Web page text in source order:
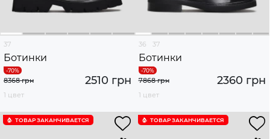
37
Ботинки
2510 грн
8368 грн
1 цвет
36 37
Ботинки
2360 грн
7868 грн
1 цвет
ТОВАР ЗАКАНЧИВАЕТСЯ ТОВАР ЗАКАНЧИВАЕТСЯ